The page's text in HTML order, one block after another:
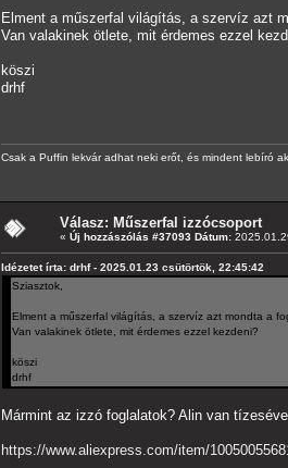
Elment a műszerfal világítás, a szervíz azt
Van valakinek ötlete, mit érdemes ezzel
köszi
drhf
Csak a Puffin lekvár adhat neki erőt, és mindent lebíró
Válasz: Műszerfal izzócsoport
« Új hozzászólás #37093 Dátum:
Idézetet írta: drhf - 2025.01.23 csütörtök, 22:45:42
Sziasztok,
Elment a műszerfal világítás, a szervíz azt mondta a
Van valakinek ötlete, mit érdemes ezzel kezdeni?
köszi
drhf
Mármint az izzó foglalatok? Alin van
https://www.aliexpress.com/item/